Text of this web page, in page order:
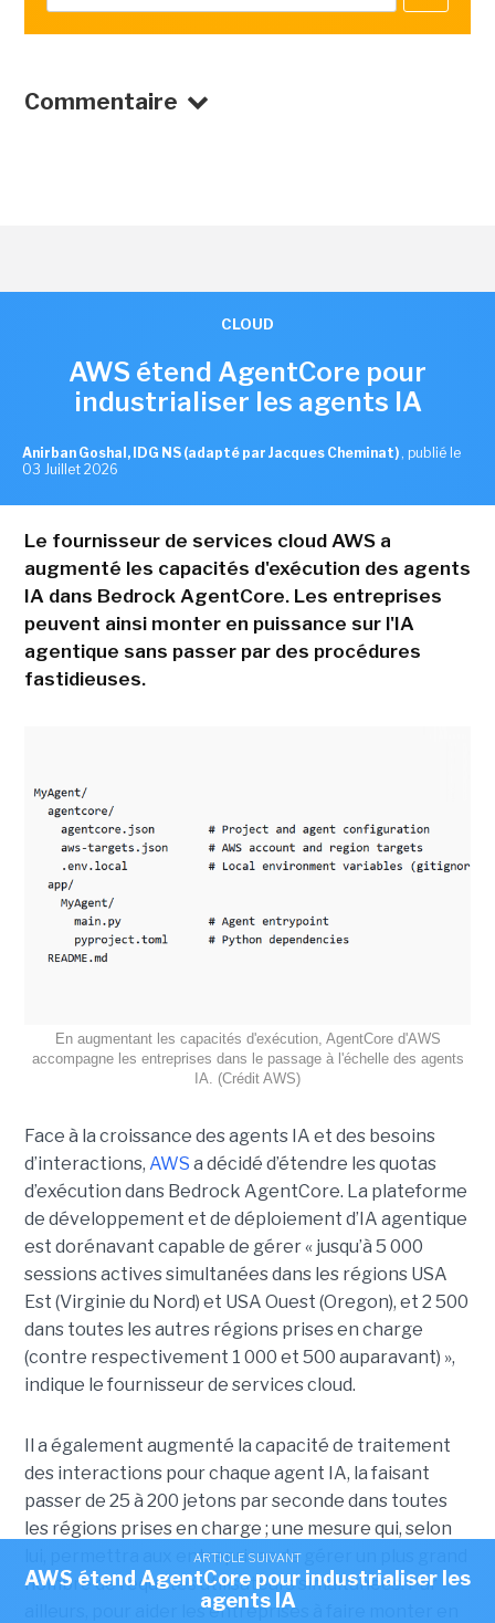
Commentaire
ARTICLE SUIVANT
AWS étend AgentCore pour industrialiser les
agents IA
CLOUD
AWS étend AgentCore pour
industrialiser les agents IA
Anirban Goshal, IDG NS (adapté par Jacques Cheminat) , publié le
03 Juillet 2026
Le fournisseur de services cloud AWS a
augmenté les capacités d'exécution des agents
IA dans Bedrock AgentCore. Les entreprises
peuvent ainsi monter en puissance sur l'IA
agentique sans passer par des procédures
fastidieuses.
En augmentant les capacités d'exécution, AgentCore d'AWS
accompagne les entreprises dans le passage à l'échelle des agents
IA. (Crédit AWS)
Face à la croissance des agents IA et des besoins
d’interactions, AWS a décidé d’étendre les quotas
d’exécution dans Bedrock AgentCore. La plateforme
de développement et de déploiement d’IA agentique
est dorénavant capable de gérer « jusqu’à 5 000
sessions actives simultanées dans les régions USA
Est (Virginie du Nord) et USA Ouest (Oregon), et 2 500
dans toutes les autres régions prises en charge
(contre respectivement 1 000 et 500 auparavant) »,
indique le fournisseur de services cloud.
Il a également augmenté la capacité de traitement
des interactions pour chaque agent IA, la faisant
passer de 25 à 200 jetons par seconde dans toutes
les régions prises en charge ; une mesure qui, selon
lui, permettra aux entreprises de gérer un plus grand
nombre de requêtes utilisateurs simultanées. Par
ailleurs, pour aider les entreprises à faire monter en